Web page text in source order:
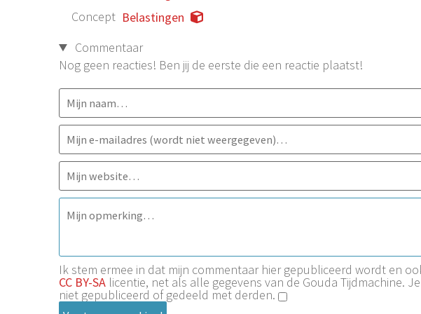
Concept Belastingen
Commentaar
Nog geen reacties! Ben jij de eerste die een reactie plaatst!
Ik stem ermee in dat mijn commentaar hier gepubliceerd wordt en
CC BY-SA licentie, net als alle gegevens van de Gouda Tijdmachine.
niet gepubliceerd of gedeeld met derden.